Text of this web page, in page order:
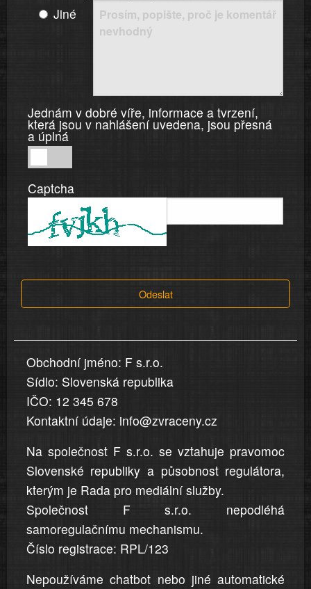
Jiné
Jednám v dobré víře, informace a tvrzení,
která jsou v nahlášení uvedena, jsou přesná
a úplná
v
dobré
informace
v
uvedena,
jsou
přesná
a
úplná
Captcha
Odeslat
Obchodní jméno: F s.r.o.
Sídlo: Slovenská republika
IČO: 12 345 678
Kontaktní údaje: info@zvraceny.cz
Na společnost F s.r.o. se vztahuje pravomoc
Slovenské republiky a působnost regulátora,
kterým je Rada pro mediální služby.
Společnost F s.r.o. nepodléhá
samoregulačnímu mechanismu.
Číslo registrace: RPL/123
Nepoužíváme chatbot nebo jiné automatické